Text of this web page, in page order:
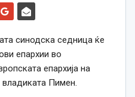
синодска седница ќе
епархии во
епархија на
Пимен.